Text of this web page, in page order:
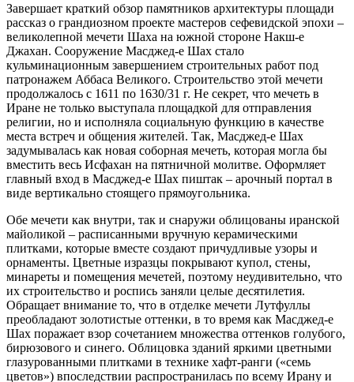
Завершает краткий обзор памятников архитектуры площади
рассказ о грандиозном проекте мастеров сефевидской эпохи –
великолепной мечети Шаха на южной стороне Накш-е
Джахан. Сооружение Масджед-е Шах стало
кульминационным завершением строительных работ под
патронажем Аббаса Великого. Строительство этой мечети
продолжалось с 1611 по 1630/31 г. Не секрет, что мечеть в
Иране не только выступала площадкой для отправления
религии, но и исполняла социальную функцию в качестве
места встреч и общения жителей. Так, Масджед-е Шах
задумывалась как новая соборная мечеть, которая могла бы
вместить весь Исфахан на пятничной молитве. Оформляет
главный вход в Масджед-е Шах пиштак – арочный портал в
виде вертикально стоящего прямоугольника.
Обе мечети как внутри, так и снаружи облицованы иранской
майоликой – расписанными вручную керамическими
плитками, которые вместе создают причудливые узоры и
орнаменты. Цветные изразцы покрывают купол, стены,
минареты и помещения мечетей, поэтому неудивительно, что
их строительство и роспись заняли целые десятилетия.
Обращает внимание то, что в отделке мечети Лутфуллы
преобладают золотистые оттенки, в то время как Масджед-е
Шах поражает взор сочетанием множества оттенков голубого,
бирюзового и синего. Облицовка зданий яркими цветными
глазурованными плитками в технике хафт-ранги («семь
цветов») впоследствии распространилась по всему Ирану и